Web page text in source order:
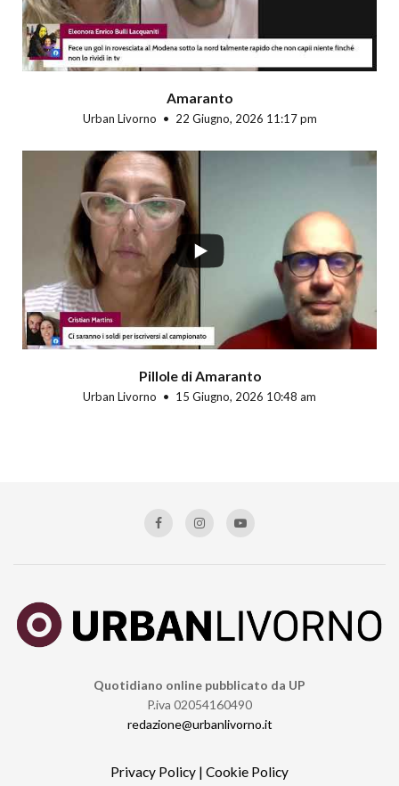
Amaranto
Urban Livorno 22 Giugno, 2026 11:17 pm
Pillole di Amaranto
Urban Livorno 15 Giugno, 2026 10:48 am
Quotidiano online pubblicato da UP
P.iva 02054160490
redazione@urbanlivorno.it
Privacy Policy | Cookie Policy